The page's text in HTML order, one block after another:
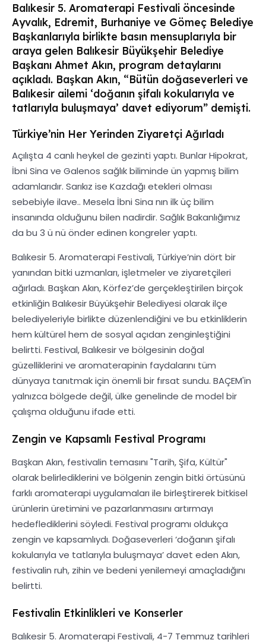
Balıkesir 5. Aromaterapi Festivali öncesinde
Ayvalık, Edremit, Burhaniye ve Gömeç Belediye
Başkanlarıyla birlikte basın mensuplarıyla bir
araya gelen Balıkesir Büyükşehir Belediye
Başkanı Ahmet Akın, program detaylarını
açıkladı. Başkan Akın, “Bütün doğaseverleri ve
Balıkesir ailemi ‘doğanın şifalı kokularıyla ve
tatlarıyla buluşmaya’ davet ediyorum” demişti.
Türkiye’nin Her Yerinden Ziyaretçi Ağırladı
Açılışta 4 canlı heykel de gezinti yaptı. Bunlar Hipokrat,
İbni Sina ve Galenos sağlık biliminde ün yapmış bilim
adamlarıdır. Sarıkız ise Kazdağı etekleri olması
sebebiyle ilave.. Mesela İbni Sina nın ilk üç bilim
insanında olduğunu bilen nadirdir. Sağlık Bakanlığımız
da bu 3 ü nü önder edinen kongreler yaptı.
Balıkesir 5. Aromaterapi Festivali, Türkiye’nin dört bir
yanından bitki uzmanları, işletmeler ve ziyaretçileri
ağırladı. Başkan Akın, Körfez’de gerçekleştirilen birçok
etkinliğin Balıkesir Büyükşehir Belediyesi olarak ilçe
belediyeleriyle birlikte düzenlendiğini ve bu etkinliklerin
hem kültürel hem de sosyal açıdan zenginleştiğini
belirtti. Festival, Balıkesir ve bölgesinin doğal
güzelliklerini ve aromaterapinin faydalarını tüm
dünyaya tanıtmak için önemli bir fırsat sundu. BAÇEM'in
yalnızca bölgede değil, ülke genelinde de model bir
çalışma olduğunu ifade etti.
Zengin ve Kapsamlı Festival Programı
Başkan Akın, festivalin temasını "Tarih, Şifa, Kültür"
olarak belirlediklerini ve bölgenin zengin bitki örtüsünü
farklı aromaterapi uygulamaları ile birleştirerek bitkisel
ürünlerin üretimini ve pazarlanmasını artırmayı
hedeflediklerini söyledi. Festival programı oldukça
zengin ve kapsamlıydı. Doğaseverleri ‘doğanın şifalı
kokularıyla ve tatlarıyla buluşmaya’ davet eden Akın,
festivalin ruh, zihin ve bedeni yenilemeyi amaçladığını
belirtti.
Festivalin Etkinlikleri ve Konserler
Balıkesir 5. Aromaterapi Festivali, 4-7 Temmuz tarihleri